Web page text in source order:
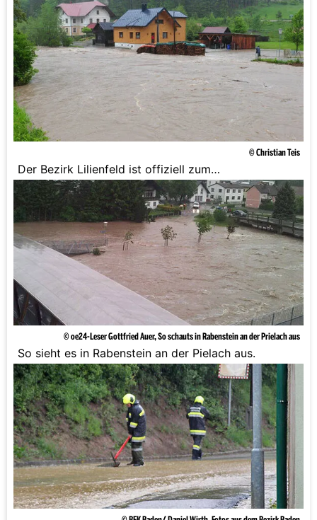
© Christian Teis
Der Bezirk Lilienfeld ist offiziell zum
Katastrophengebiet erklärt worden.
© oe24-Leser Gottfried Auer, So schauts in Rabenstein an der Prielach aus
So sieht es in Rabenstein an der Pielach aus.